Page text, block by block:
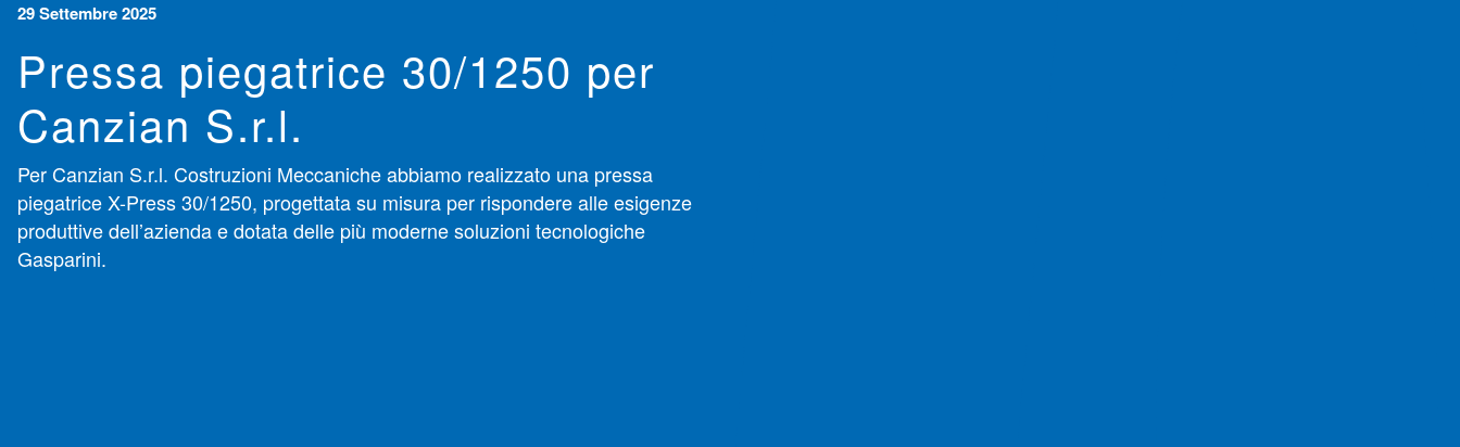
29 Settembre 2025
Pressa piegatrice 30/1250 per
Canzian S.r.l.
Per Canzian S.r.l. Costruzioni Meccaniche abbiamo realizzato una pressa
piegatrice X-Press 30/1250, progettata su misura per rispondere alle esigenze
produttive dell’azienda e dotata delle più moderne soluzioni tecnologiche
Gasparini.